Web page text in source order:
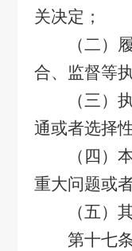
关决定；
（二）履
合、监督等
（三）执
通或者选择
（四）本
重大问题或
（五）其
第十七条